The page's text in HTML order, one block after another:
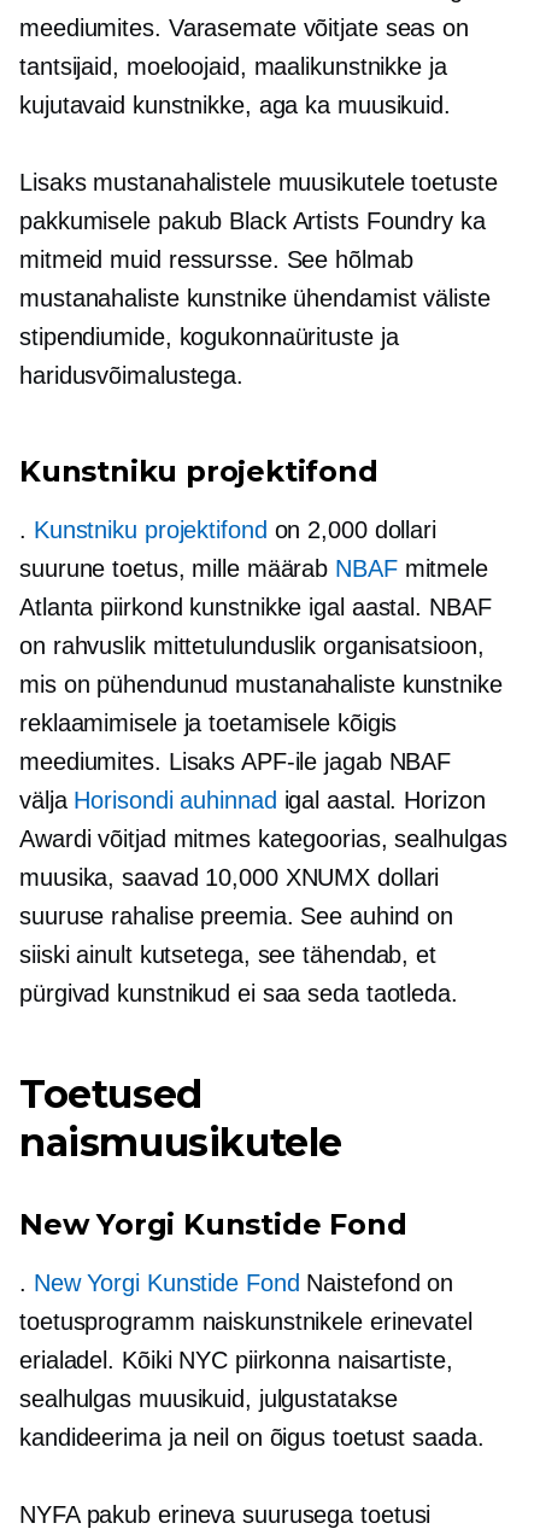
meediumites. Varasemate võitjate seas on
tantsijaid, moeloojaid, maalikunstnikke ja
kujutavaid kunstnikke, aga ka muusikuid.
Lisaks mustanahalistele muusikutele toetuste
pakkumisele pakub Black Artists Foundry ka
mitmeid muid ressursse. See hõlmab
mustanahaliste kunstnike ühendamist väliste
stipendiumide, kogukonnaürituste ja
haridusvõimalustega.
Kunstniku projektifond
. Kunstniku projektifond on 2,000 dollari
suurune toetus, mille määrab NBAFmitmele
Atlanta piirkond kunstnikke igal aastal. NBAF
on rahvuslik mittetulunduslik organisatsioon,
mis on pühendunud mustanahaliste kunstnike
reklaamimisele ja toetamisele kõigis
meediumites. Lisaks APF-ile jagab NBAF
välja Horisondi auhinnad igal aastal. Horizon
Awardi võitjad mitmes kategoorias, sealhulgas
muusika, saavad 10,000 XNUMX dollari
suuruse rahalise preemia. See auhind on
siiskiainult kutsetega, see tähendab, et
pürgivad kunstnikud ei saa seda taotleda.
Toetused
naismuusikutele
New Yorgi Kunstide Fond
. New Yorgi Kunstide Fond Naistefond on
toetusprogramm naiskunstnikele erinevatel
erialadel. Kõiki NYC piirkonna naisartiste,
sealhulgas muusikuid, julgustatakse
kandideerima ja neil on õigus toetust saada.
NYFA pakub erineva suurusega toetusi